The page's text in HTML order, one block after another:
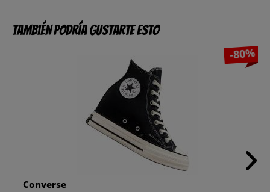
También podría gustarte esto
-80%
Converse